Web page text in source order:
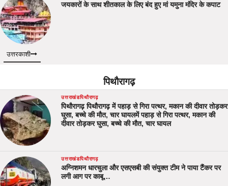
जयकारों के साथ शीतकाल के लिए बंद हुए मां यमुना मंदिर के कपाट
उत्तरकाशी
पिथौरागढ़
उत्तराखंडपिथौरागढ़
पिथौरागढ़ पिथौरागढ़ में पहाड़ से गिरा पत्थर, मकान की दीवार तोड़कर
घुसा, बच्चे की मौत, चार घायलमें पहाड़ से गिरा पत्थर, मकान की
दीवार तोड़कर घुसा, बच्चे की मौत, चार घायल
उत्तराखंडपिथौरागढ़
अग्निशमन धारचुला और एसएसबी की संयुक्त टीम ने पाया टैंकर पर
लगी आग पर काबू…